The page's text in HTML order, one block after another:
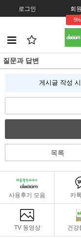
로그인 회
질문과 답변
게시글 작성
목록
사용후기 모음 카
TV 동영상 건강